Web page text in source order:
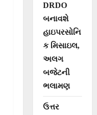
DRDO
બનાવશે
હાઇપરસોનિ
ક મિસાઇલ,
અલગ
બજેટની
ભલામણ
ઉત્તર